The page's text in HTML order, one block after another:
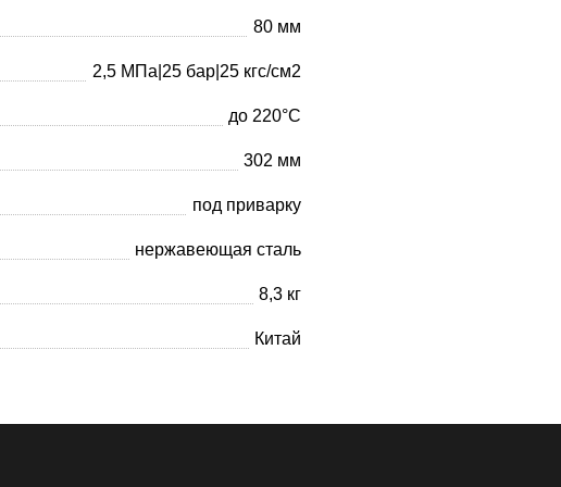
80 мм
2,5 МПа|25 бар|25 кгс/см2
до 220°С
302 мм
под приварку
нержавеющая сталь
8,3 кг
Китай